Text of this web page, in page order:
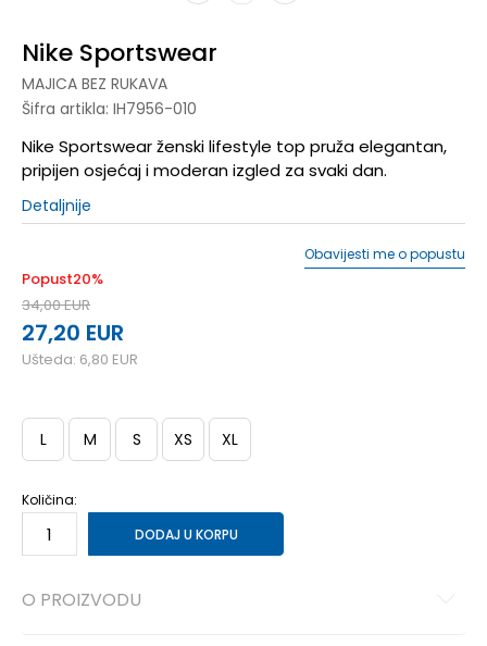
Nike Sportswear
MAJICA BEZ RUKAVA
Šifra artikla: IH7956-010
Nike Sportswear ženski lifestyle top pruža elegantan,
pripijen osjećaj i moderan izgled za svaki dan.
Detaljnije
Popust20%
34,00EUR
27,20 EUR
Ušteda: 6,80 EUR
Obavijesti me o popustu
L M S XS XL
Količina:
DODAJ U KORPU
O PROIZVODU